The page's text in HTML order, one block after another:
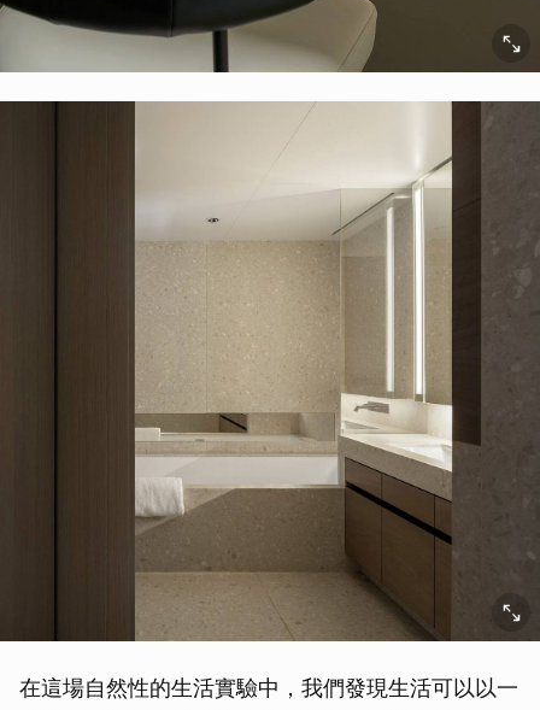
在這場自然性的生活實驗中，我們發現生活可以以一